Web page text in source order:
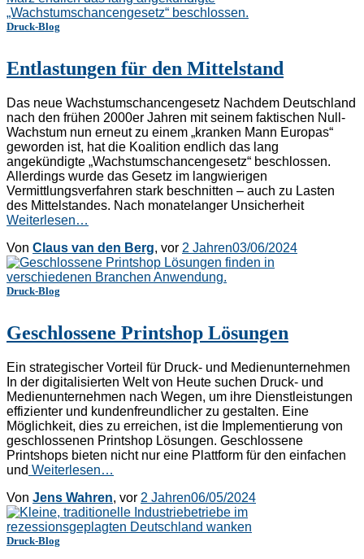
Druck-Blog
Entlastungen für den Mittelstand
Das neue Wachstumschancengesetz Nachdem Deutschland
nach den frühen 2000er Jahren mit seinem faktischen Null-
Wachstum nun erneut zu einem „kranken Mann Europas“
geworden ist, hat die Koalition endlich das lang
angekündigte „Wachstumschancengesetz“ beschlossen.
Allerdings wurde das Gesetz im langwierigen
Vermittlungsverfahren stark beschnitten – auch zu Lasten
des Mittelstandes. Nach monatelanger Unsicherheit
Weiterlesen…
Von Claus van den Berg, vor 2 Jahren03/06/2024
Druck-Blog
Geschlossene Printshop Lösungen
Ein strategischer Vorteil für Druck- und Medienunternehmen
In der digitalisierten Welt von Heute suchen Druck- und
Medienunternehmen nach Wegen, um ihre Dienstleistungen
effizienter und kundenfreundlicher zu gestalten. Eine
Möglichkeit, dies zu erreichen, ist die Implementierung von
geschlossenen Printshop Lösungen. Geschlossene
Printshops bieten nicht nur eine Plattform für den einfachen
und Weiterlesen…
Von Jens Wahren, vor 2 Jahren06/05/2024
Druck-Blog